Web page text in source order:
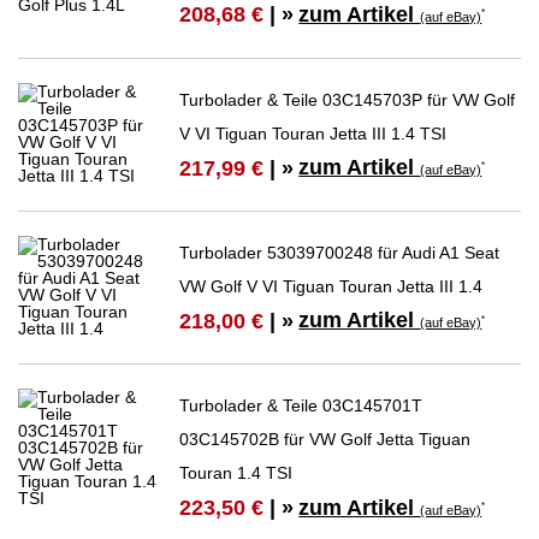
208,68 € | » zum Artikel(auf eBay)*
Turbolader & Teile 03C145703P für VW Golf
V VI Tiguan Touran Jetta III 1.4 TSI
217,99 € | » zum Artikel(auf eBay)*
Turbolader 53039700248 für Audi A1 Seat
VW Golf V VI Tiguan Touran Jetta III 1.4
218,00 € | » zum Artikel(auf eBay)*
Turbolader & Teile 03C145701T
03C145702B für VW Golf Jetta Tiguan
Touran 1.4 TSI
223,50 € | » zum Artikel(auf eBay)*